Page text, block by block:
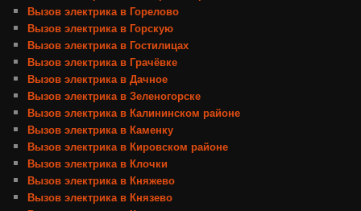
Вызов электрика в Горелово
Вызов электрика в Горскую
Вызов электрика в Гостилицах
Вызов электрика в Грачёвке
Вызов электрика в Дачное
Вызов электрика в Зеленогорске
Вызов электрика в Калининском районе
Вызов электрика в Каменку
Вызов электрика в Кировском районе
Вызов электрика в Клочки
Вызов электрика в Княжево
Вызов электрика в Князево